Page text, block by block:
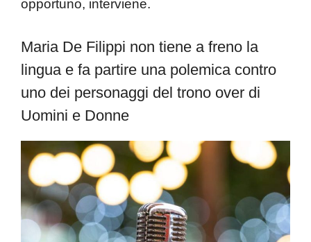
opportuno, interviene.
Maria De Filippi non tiene a freno la
lingua e fa partire una polemica contro
uno dei personaggi del trono over di
Uomini e Donne